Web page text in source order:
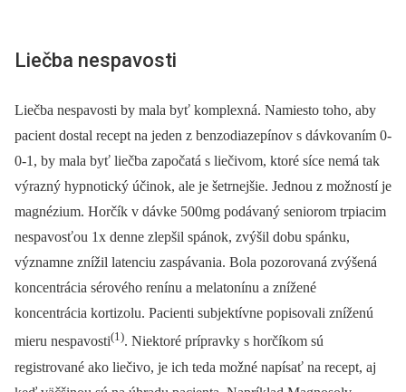
Liečba nespavosti
Liečba nespavosti by mala byť komplexná. Namiesto toho, aby
pacient dostal recept na jeden z benzodiazepínov s dávkovaním 0-
0-1, by mala byť liečba započatá s liečivom, ktoré síce nemá tak
výrazný hypnotický účinok, ale je šetrnejšie. Jednou z možností je
magnézium. Horčík v dávke 500mg podávaný seniorom trpiacim
nespavosťou 1x denne zlepšil spánok, zvýšil dobu spánku,
významne znížil latenciu zaspávania. Bola pozorovaná zvýšená
koncentrácia sérového renínu a melatonínu a znížené
koncentrácia kortizolu. Pacienti subjektívne popisovali zníženú
mieru nespavosti(1). Niektoré prípravky s horčíkom sú
registrované ako liečivo, je ich teda možné napísať na recept, aj